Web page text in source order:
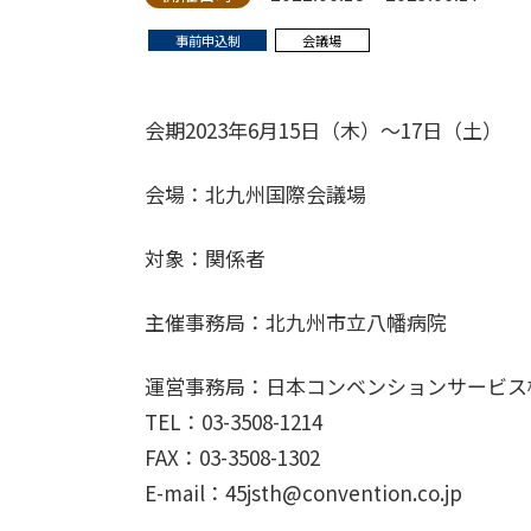
事前申込制 会議場
会期2023年6月15日（木）～17日（土）
会場：北九州国際会議場
対象：関係者
主催事務局：北九州市立八幡病院
運営事務局：日本コンベンションサービ
TEL：03-3508-1214
FAX：03-3508-1302
E-mail：45jsth@convention.co.jp